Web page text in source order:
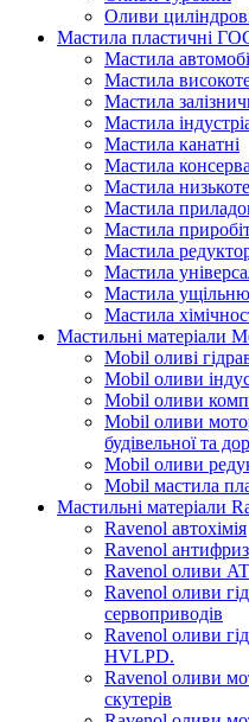
Оливи
Мастила пластичні
Мастила
Мастила
Мастила
Мастила
Мастила канатні
Мастила
Мастила
Мастила
Мастила
Мастила
Мастила
Мастила
Мастила
Мастильні матеріали
Mobil оливі
Mobil оливи
Mobil оливи
Mobil оливи
будівельної та
Mobil оливи
Mobil мастила
Мастильні матеріали
Ravenol автохімія
Ravenol антифриз
Ravenol оливи
Ravenol оливи
сервоприводів
Ravenol оливи
HVLPD.
Ravenol оливи
скутерів